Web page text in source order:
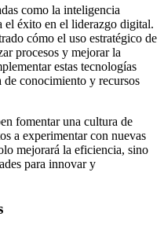
como la inteligencia
el éxito en el liderazgo digital.
cómo el uso estratégico de
procesos y mejorar la
estas tecnologías
de conocimiento y recursos
fomentar una cultura de
a experimentar con nuevas
mejorará la eficiencia, sino
para innovar y